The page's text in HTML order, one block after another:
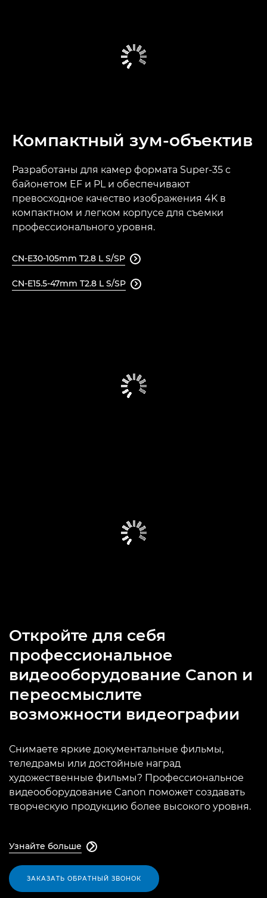
Компактный зум-объектив
Разработаны для камер формата Super-35 с
байонетом EF и PL и обеспечивают
превосходное качество изображения 4K в
компактном и легком корпусе для съемки
профессионального уровня.
CN-E30-105mm T2.8 L S/SP 
CN-E15.5-47mm T2.8 L S/SP 
Откройте для себя
профессиональное
видеооборудование Canon и
переосмыслите
возможности видеографии
Снимаете яркие документальные фильмы,
теледрамы или достойные наград
художественные фильмы? Профессиональное
видеооборудование Canon поможет создавать
творческую продукцию более высокого уровня.
Узнайте больше 
ЗАКАЗАТЬ ОБРАТНЫЙ ЗВОНОК